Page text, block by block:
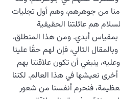
0/31
0/9
منا من جوهرهم، وهم أول تجليات
هم عائلتنا الحقيقية
بمقياس أبدي. ومن هذا المنطلق،
التالي، فإن لهم حقًا علينا
ينبغي أن تكون علاقتنا بهم
نعيشها في هذا العالم. لكننا
فنحرم أنفسنا من شعور